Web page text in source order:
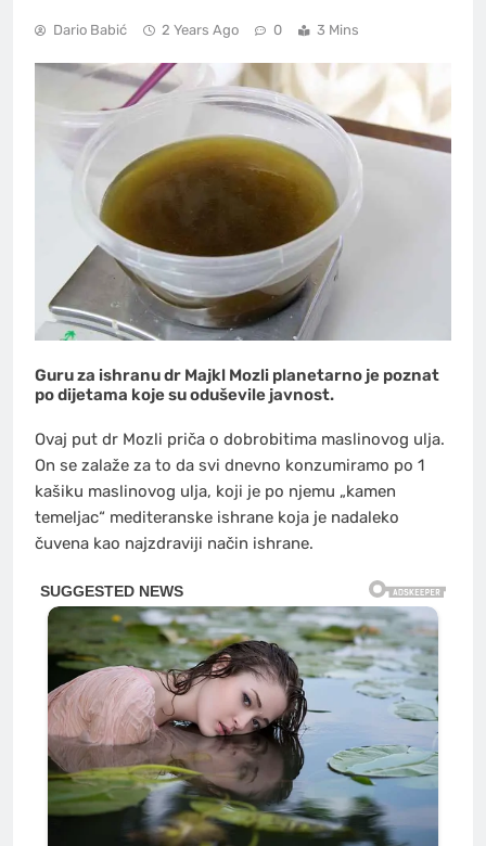
Dario Babić 2 Years Ago 0 3 Mins
Guru za ishranu dr Majkl Mozli planetarno je poznat
po dijetama koje su oduševile javnost.
Ovaj put dr Mozli priča o dobrobitima maslinovog ulja.
On se zalaže za to da svi dnevno konzumiramo po 1
kašiku maslinovog ulja, koji je po njemu „kamen
temeljac“ mediteranske ishrane koja je nadaleko
čuvena kao najzdraviji način ishrane.